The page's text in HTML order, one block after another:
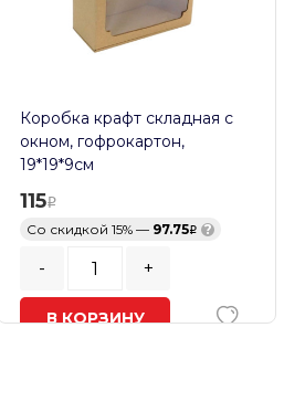
Коробка крафт складная с
окном, гофрокартон,
19*19*9см
115
Со скидкой 15% — 97.75 ?
- +
В КОРЗИНУ